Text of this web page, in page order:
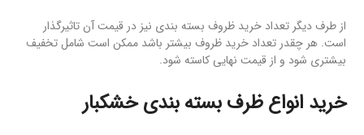
از طرف دیگر تعداد خرید ظروف بسته بندی نیز در قیمت آن تاثیرگذار
است. هر چقدر تعداد خرید ظروف بیشتر باشد ممکن است شامل تخفیف
بیشتری شود و از قیمت نهایی کاسته شود.
خرید انواع ظرف بسته بندی خشکبار